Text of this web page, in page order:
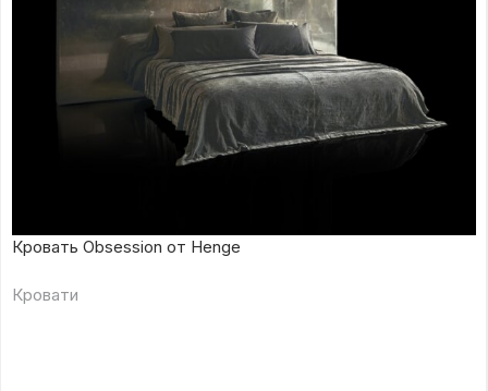
Кровать Obsession от Henge
Кровати